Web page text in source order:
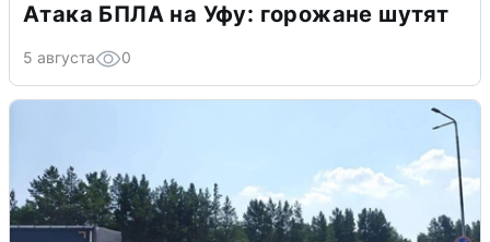
Атака БПЛА на Уфу: горожане шутят
5 августа 0